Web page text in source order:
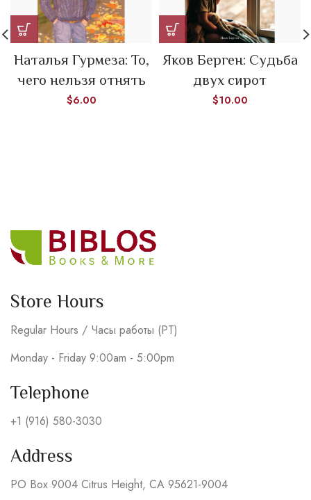
Наталья Гурмеза: То,
чего нельзя отнять
$6.00
Яков Берген: Судьба
двух сирот
$10.00
Store Hours
Regular Hours / Часы работы (PT)
Monday - Friday 9:00am - 5:00pm
Telephone
+1 (916) 580-3030
Address
PO Box 9004 Citrus Height, CA 95621-9004